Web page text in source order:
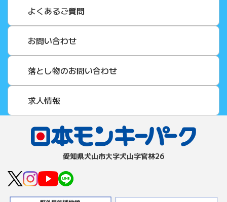
よくあるご質問
お問い合わせ
落とし物のお問い合わせ
求人情報
愛知県⽝⼭市⼤字⽝⼭字官林26